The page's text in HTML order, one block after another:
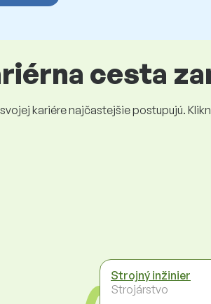
cesta
kariére najčastejšie postupujú.
Strojný inžinier
Strojárstvo